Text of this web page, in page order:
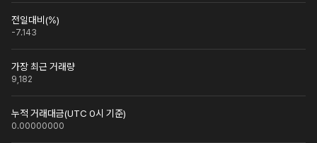
전일대비(%)
-7.143
가장 최근 거래량
9,182
누적 거래대금(UTC 0시 기준)
0.00000000